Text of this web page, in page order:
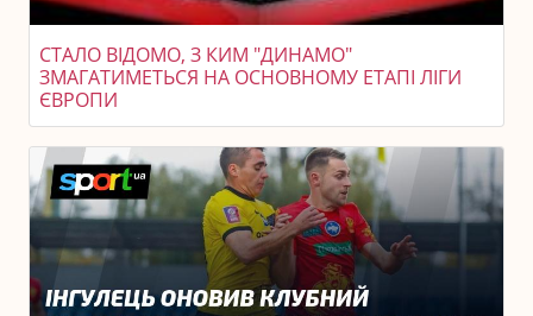
СТАЛО ВІДОМО, З КИМ "ДИНАМО"
ЗМАГАТИМЕТЬСЯ НА ОСНОВНОМУ ЕТАПІ ЛІГИ
ЄВРОПИ